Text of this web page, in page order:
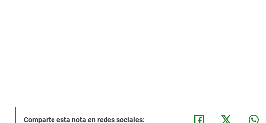
Comparte esta nota en redes sociales: